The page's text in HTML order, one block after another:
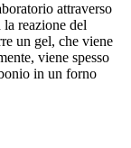
attraverso
reazione del
un gel, che viene
viene spesso
in un forno